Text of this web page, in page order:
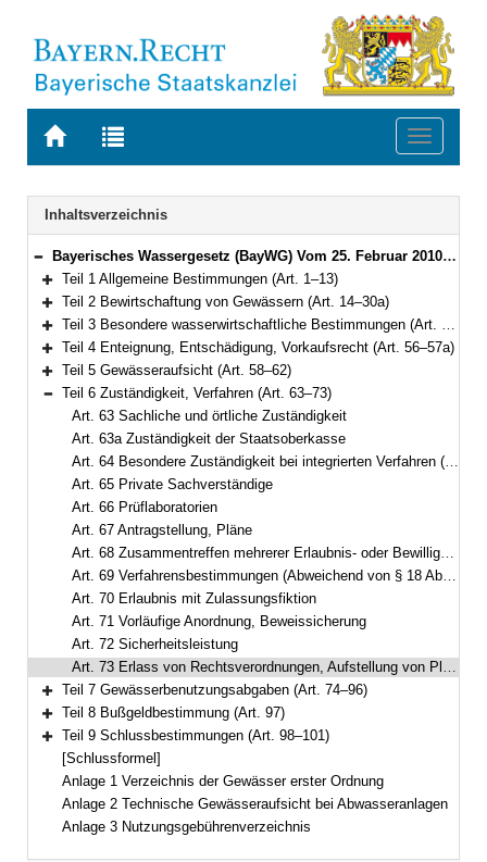
Zur
BAYERN.RECHT
Zur
letzten
Suche
Toggle
Navigation
Inhaltsverzeichnis
Bereich reduzieren
Bayerisches Wassergesetz (BayWG) Vom 25. Februar 2010 (GVBl. S. 66, 130) BayRS 753-1-U (Art. 1–101)
Bereich erweitern
Teil 1 Allgemeine Bestimmungen (Art. 1–13)
Bereich erweitern
Teil 2 Bewirtschaftung von Gewässern (Art. 14–30a)
Bereich erweitern
Teil 3 Besondere wasserwirtschaftliche Bestimmungen (Art. 31–55)
Bereich erweitern
Teil 4 Enteignung, Entschädigung, Vorkaufsrecht (Art. 56–57a)
Bereich erweitern
Teil 5 Gewässeraufsicht (Art. 58–62)
Bereich reduzieren
Teil 6 Zuständigkeit, Verfahren (Art. 63–73)
Art. 63 Sachliche und örtliche Zuständigkeit
Art. 63a Zuständigkeit der Staatsoberkasse
Art. 64 Besondere Zuständigkeit bei integrierten Verfahren (Abweichend von § 19 Abs. 2 WHG)
Art. 65 Private Sachverständige
Art. 66 Prüflaboratorien
Art. 67 Antragstellung, Pläne
Art. 68 Zusammentreffen mehrerer Erlaubnis- oder Bewilligungsanträge
Art. 69 Verfahrensbestimmungen (Abweichend von § 18 Abs. 2, § 21 Abs. 1, § 70 Abs. 1 WHG)
Art. 70 Erlaubnis mit Zulassungsfiktion
Art. 71 Vorläufige Anordnung, Beweissicherung
Art. 72 Sicherheitsleistung
Art. 73 Erlass von Rechtsverordnungen, Aufstellung von Plänen
Bereich erweitern
Teil 7 Gewässerbenutzungsabgaben (Art. 74–96)
Bereich erweitern
Teil 8 Bußgeldbestimmung (Art. 97)
Bereich erweitern
Teil 9 Schlussbestimmungen (Art. 98–101)
[Schlussformel]
Anlage 1 Verzeichnis der Gewässer erster Ordnung
Anlage 2 Technische Gewässeraufsicht bei Abwasseranlagen
Anlage 3 Nutzungsgebührenverzeichnis